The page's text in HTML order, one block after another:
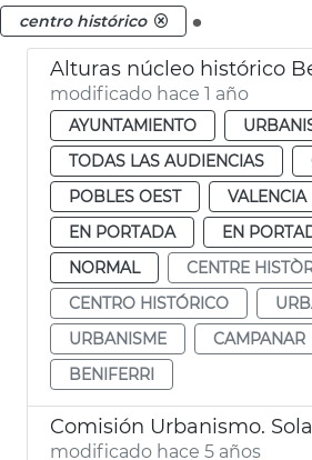
centro histórico
Alturas núcleo histórico
modificado hace 1 año
AYUNTAMIENTO
TODAS LAS AUDIENCIAS
POBLES OEST
VALENCIA
EN PORTADA
EN
NORMAL
CENTRE
CENTRO HISTÓRICO
URBANISME
CAMPANAR
BENIFERRI
modificado hace 5 años